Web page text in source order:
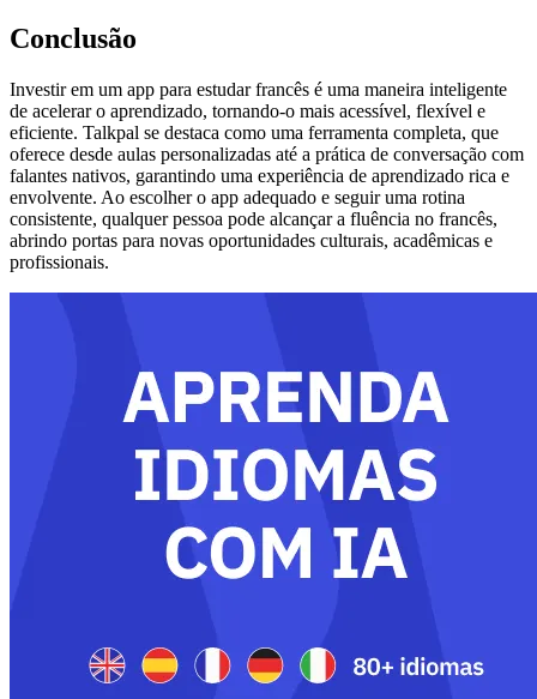
Conclusão
Investir em um app para estudar francês é uma maneira inteligente
de acelerar o aprendizado, tornando-o mais acessível, flexível e
eficiente. Talkpal se destaca como uma ferramenta completa, que
oferece desde aulas personalizadas até a prática de conversação com
falantes nativos, garantindo uma experiência de aprendizado rica e
envolvente. Ao escolher o app adequado e seguir uma rotina
consistente, qualquer pessoa pode alcançar a fluência no francês,
abrindo portas para novas oportunidades culturais, acadêmicas e
profissionais.